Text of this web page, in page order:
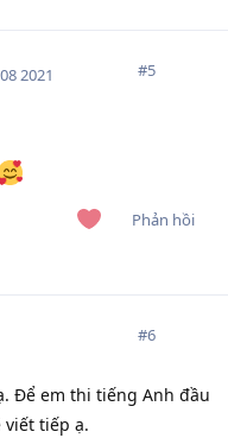
2021 #5
Phản hồi
#6
Để em thi tiếng Anh đầu
viết tiếp ạ.